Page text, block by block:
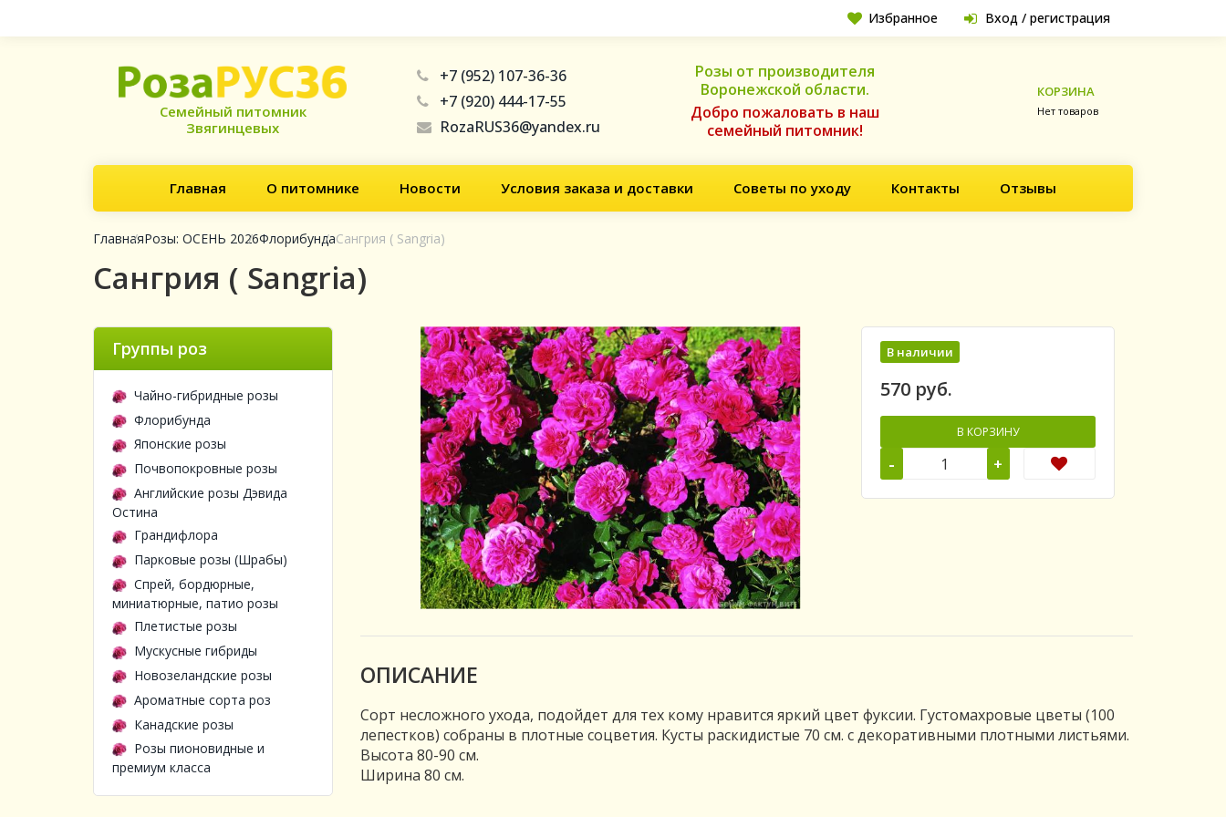
Избранное Вход / регистрация
Семейный питомник
Звягинцевых
+7 (952) 107-36-36
+7 (920) 444-17-55
RozaRUS36@yandex.ru
Розы от производителя
Воронежской области.
Добро пожаловать в наш
семейный питомник!
КОРЗИНА
Нет товаров
Главная О питомнике Новости Условия заказа и доставки Советы по уходу Контакты Отзывы
ГлавнаяРозы: ОСЕНЬ 2026ФлорибундаСангрия ( Sangria)
Сангрия ( Sangria)
В наличии
570 руб.
В КОРЗИНУ
- +
ОПИСАНИЕ
Сорт несложного ухода, подойдет для тех кому нравится яркий цвет фуксии. Густомахровые цветы (100
лепестков) собраны в плотные соцветия. Кусты раскидистые 70 см. с декоративными плотными листьями.
Высота 80-90 см.
Ширина 80 см.
Группы роз
Чайно-гибридные розы
Флорибунда
Японские розы
Почвопокровные розы
Английские розы Дэвида
Остина
Грандифлора
Парковые розы (Шрабы)
Спрей, бордюрные,
миниатюрные, патио розы
Плетистые розы
Мускусные гибриды
Новозеландские розы
Ароматные сорта роз
Канадские розы
Розы пионовидные и
премиум класса